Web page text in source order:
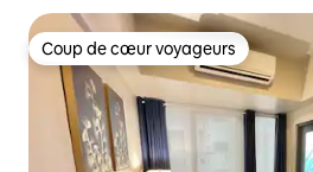
Coup de cœur voyageurs
Coup de cœur voyageurs